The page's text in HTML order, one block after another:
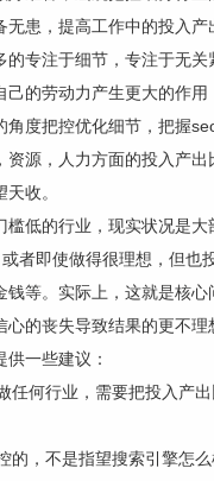
患，提高工作中的投入产
的专注于细节，专注于无关
己的劳动力产生更大的作用
角度把控优化细节，把握
资源，人力方面的投入产出
收。
槛低的行业，现实状况是
者即使做得很理想，但也
钱等。实际上，这就是核心
的丧失导致结果的更不理
一些建议：
任何行业，需要把投入产
的，不是指望搜索引擎怎么